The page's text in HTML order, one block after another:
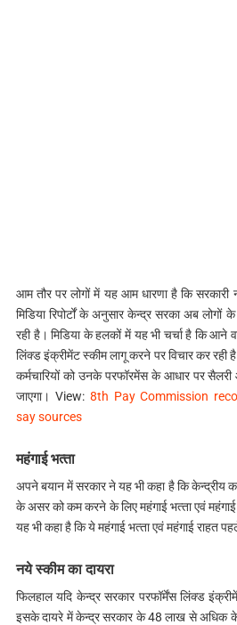
आम तौर पर लोगों में यह आम धारणा है कि सरकारी
मिडिया रिपोर्टों के अनुसार केन्‍द्र सरका अब
रही है। मिडिया के हलकों में यह भी चर्चा है कि आने
लिंक्‍ड इंक्रीमेंट स्‍कीम लागू करने पर विचार कर रही
कर्मचारियों को उनके परफॉरमेंस के आधार पर
जाएगा। View: 8th Pay Commission
say sources
महंगाई भत्‍ता
अपने बयान में सरकार ने यह भी कहा है कि केन्‍द्रीय
के असर को कम करने के लिए महंगाई भत्‍ता एवं महंगाई
यह भी कहा है कि ये महंगाई भत्‍ता एवं महंगाई राहत
नये स्‍कीम का दायरा
फिलहाल यदि केन्‍द्र सरकार परफॉर्मेंस लिंक्‍ड
इसके दायरे में केन्‍द्र सरकार के 48 लाख से अधिक